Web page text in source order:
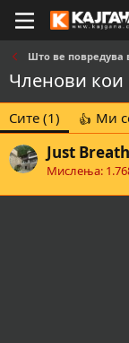
Што ве повредува
Членови кои
Сите (1) Ми
Just
Мислења